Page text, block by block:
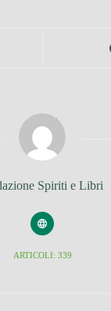
Spiriti e Libri
ARTICOLI: 339